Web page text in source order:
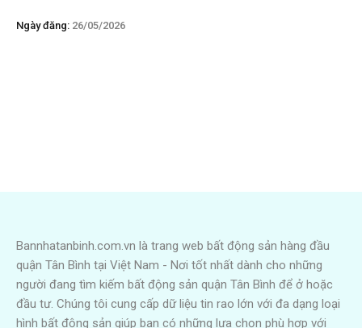
Ngày đăng: 26/05/2026
Bannhatanbinh.com.vn là trang web bất động sản hàng đầu
quận Tân Bình tại Việt Nam - Nơi tốt nhất dành cho những
người đang tìm kiếm bất động sản quận Tân Bình để ở hoặc
đầu tư. Chúng tôi cung cấp dữ liệu tin rao lớn với đa dạng loại
hình bất động sản giúp bạn có những lựa chọn phù hợp với